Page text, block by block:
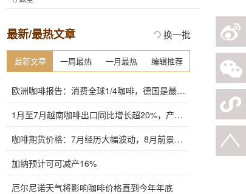
最新/最热文章 换一批
最新文章 一周最热 一月最热 编辑推荐
欧洲咖啡报告：消费全球1/4咖啡，德国是最大进口国，意大利在烘焙咖啡生产中领先
1月至7月越南咖啡出口同比增长超20%，产量也将是过去四年来最高
咖啡期货价格：7月经历大幅波动，8月前景依旧不明朗
加纳预计可可减产16%
厄尔尼诺天气将影响咖啡价格直到今年年底